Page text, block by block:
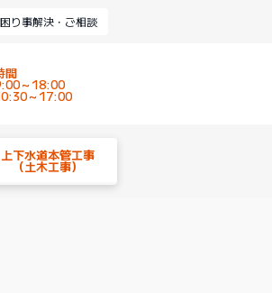
り事解決・ご相談
間
～18:00
～17:00
上下水道本管工事
（土木工事）